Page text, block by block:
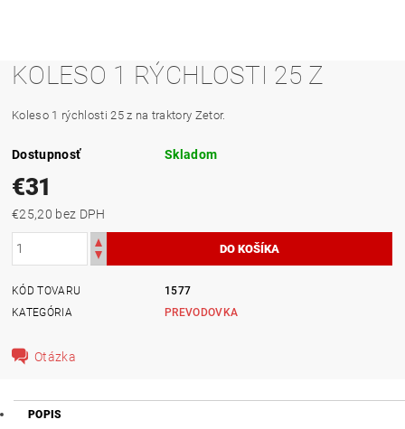
KOLESO 1 RÝCHLOSTI 25 Z
Koleso 1 rýchlosti 25 z na traktory Zetor.
Dostupnosť Skladom
€31
€25,20 bez DPH
KÓD TOVARU
1577
KATEGÓRIA
PREVODOVKA
Otázka
POPIS